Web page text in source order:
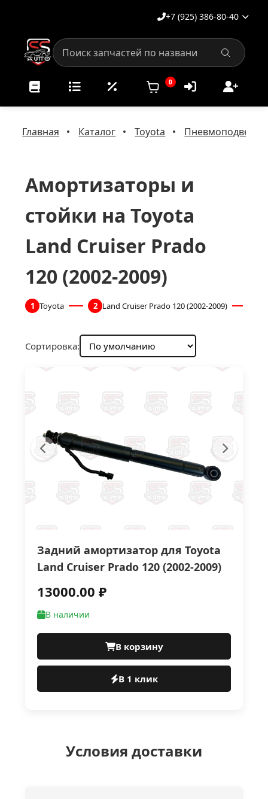
+7 (925) 386-80-40
0
Главная Каталог Toyota Пневмоподвеска
Амортизаторы и
стойки на Toyota
Land Cruiser Prado
120 (2002-2009)
1 Toyota 2 Land Cruiser Prado 120 (2002-2009)
Сортировка:
Задний амортизатор для Toyota
Land Cruiser Prado 120 (2002-2009)
13000.00 ₽
В наличии
В корзину
В 1 клик
Условия доставки